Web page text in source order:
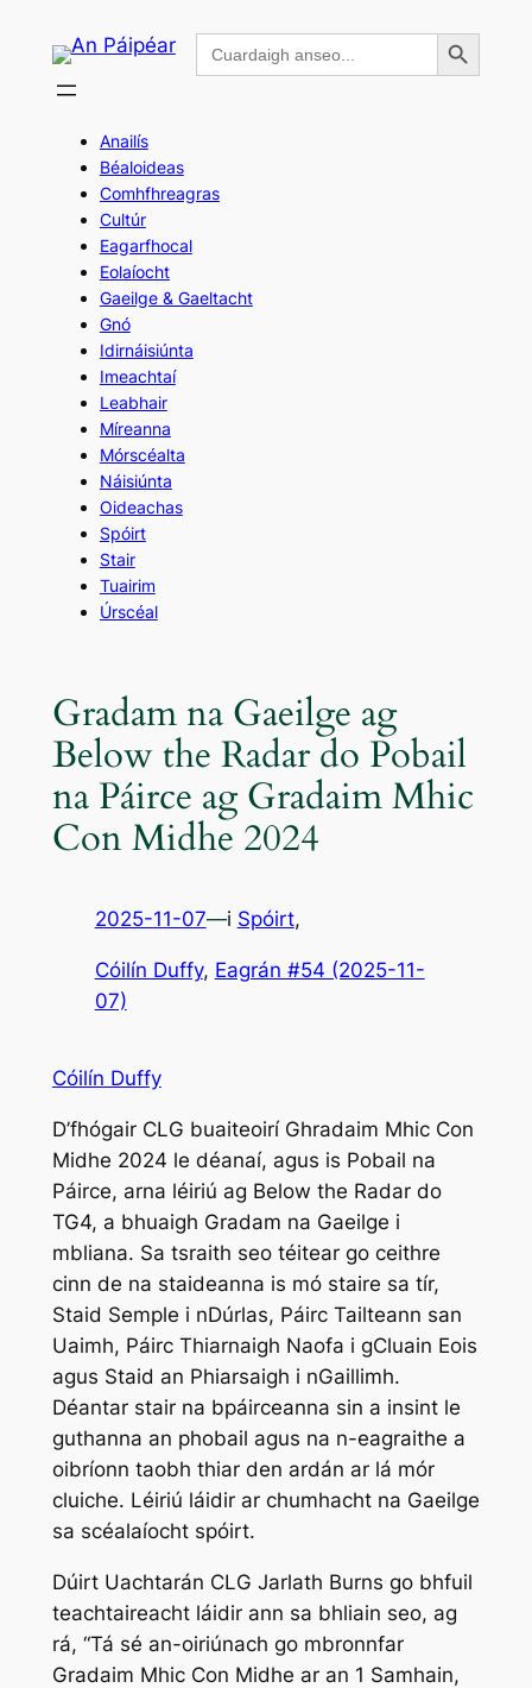
content
Search
for:
Search Button
Anailís
Béaloideas
Comhfhreagras
Cultúr
Eagarfhocal
Eolaíocht
Gaeilge & Gaeltacht
Gnó
Idirnáisiúnta
Imeachtaí
Leabhair
Míreanna
Mórscéalta
Náisiúnta
Oideachas
Spóirt
Stair
Tuairim
Úrscéal
Gradam na Gaeilge ag
Below the Radar do Pobail
na Páirce ag Gradaim Mhic
Con Midhe 2024
2025-11-07—i Spóirt,
Cóilín Duffy, Eagrán #54 (2025-11-
07)
Cóilín Duffy
D’fhógair CLG buaiteoirí Ghradaim Mhic Con
Midhe 2024 le déanaí, agus is Pobail na
Páirce, arna léiriú ag Below the Radar do
TG4, a bhuaigh Gradam na Gaeilge i
mbliana. Sa tsraith seo téitear go ceithre
cinn de na staideanna is mó staire sa tír,
Staid Semple i nDúrlas, Páirc Tailteann san
Uaimh, Páirc Thiarnaigh Naofa i gCluain Eois
agus Staid an Phiarsaigh i nGaillimh.
Déantar stair na bpáirceanna sin a insint le
guthanna an phobail agus na n-eagraithe a
oibríonn taobh thiar den ardán ar lá mór
cluiche. Léiriú láidir ar chumhacht na Gaeilge
sa scéalaíocht spóirt.
Dúirt Uachtarán CLG Jarlath Burns go bhfuil
teachtaireacht láidir ann sa bhliain seo, ag
rá, “Tá sé an-oiriúnach go mbronnfar
Gradaim Mhic Con Midhe ar an 1 Samhain,